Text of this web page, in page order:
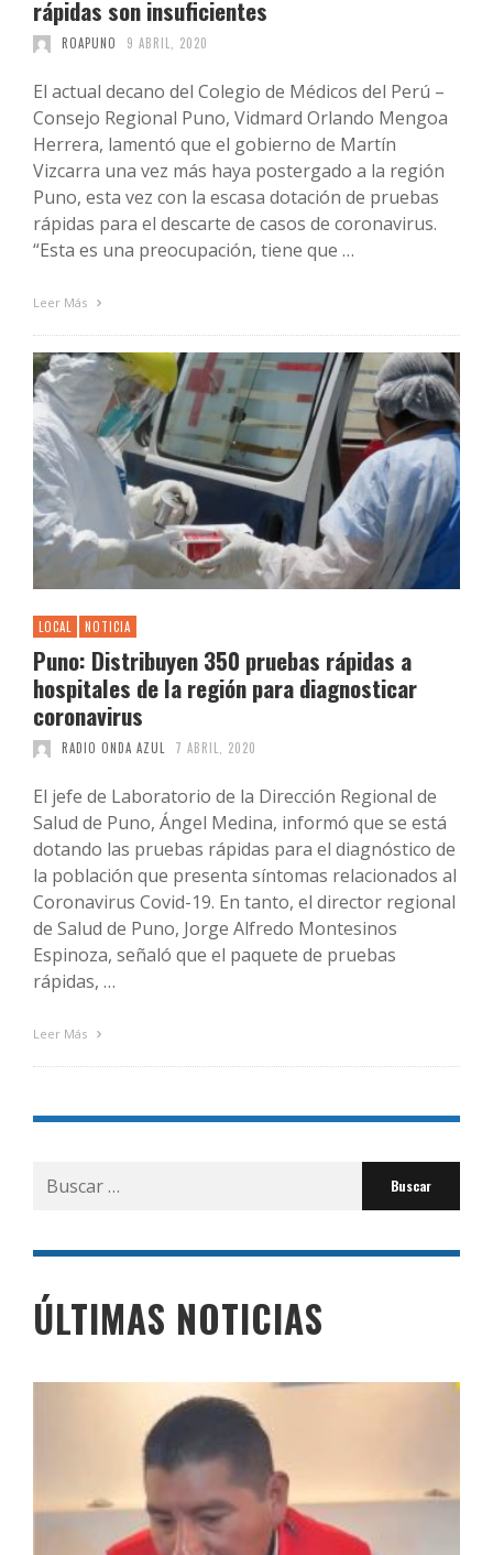
rápidas son insuficientes
ROAPUNO 9 ABRIL, 2020
El actual decano del Colegio de Médicos del Perú –
Consejo Regional Puno, Vidmard Orlando Mengoa
Herrera, lamentó que el gobierno de Martín
Vizcarra una vez más haya postergado a la región
Puno, esta vez con la escasa dotación de pruebas
rápidas para el descarte de casos de coronavirus.
“Esta es una preocupación, tiene que …
Leer Más
LOCAL NOTICIA
Puno: Distribuyen 350 pruebas rápidas a
hospitales de la región para diagnosticar
coronavirus
RADIO ONDA AZUL 7 ABRIL, 2020
El jefe de Laboratorio de la Dirección Regional de
Salud de Puno, Ángel Medina, informó que se está
dotando las pruebas rápidas para el diagnóstico de
la población que presenta síntomas relacionados al
Coronavirus Covid-19. En tanto, el director regional
de Salud de Puno, Jorge Alfredo Montesinos
Espinoza, señaló que el paquete de pruebas
rápidas, …
Leer Más
Buscar
por:
ÚLTIMAS NOTICIAS